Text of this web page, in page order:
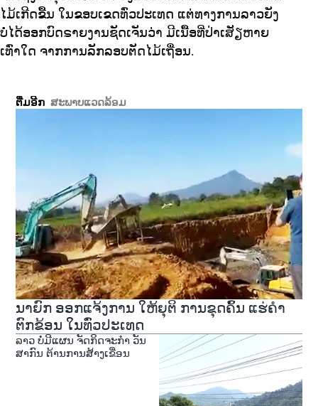
ໄມ້ເກີດຂື້ນ ໃນຂອບເຂດທົ່ວປະເທດ ແຕ່ທາງການລາວຍັງ
ບໍ່ໄດ້ອອກບົດຣາຍງານຊັດເຈັນວ່າ ມີເນື້ອທີ່ປ່າເສັຽຫາຍ
ເທົ່າໃດ ຈາກການລັກລອບຕັດໄມ້ເຖື່ອນ.
ຕື່ມອີກ ສະພາບແວດລ້ອມ
ນາຍົກ ອອກແຈ້ງການ ໃຫ້ຍຸຕິ ການຂຸດຄົ້ນ ແຮ່ຄໍາ
ຕົກຂ້ອນ ໃນທົ່ວປະເທດ
ລາວ ບໍ່ມີແຜນ ຈັດກິດຈະກຳ ວັນ
ສາກົນ ຕ້ານການສ້າງເຂື່ອນ